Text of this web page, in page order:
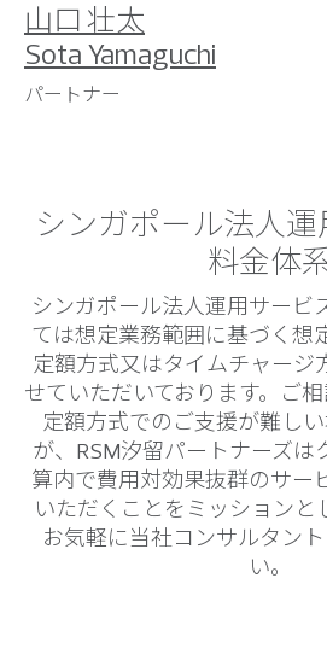
山口 壮太
Sota Yamaguchi
パートナー
シンガポール法人
料金体
シンガポール法人運用サービ
ては想定業務範囲に基づく想
定額方式又はタイムチャージ
せていただいております。ご相
定額方式でのご支援が難し
が、RSM汐留パートナーズは
算内で費用対効果抜群のサー
いただくことをミッションと
お気軽に当社コンサルタン
い。